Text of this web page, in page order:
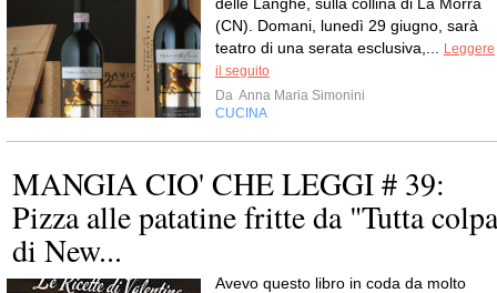
(CN). Domani, lunedì 29 giugno, sarà
teatro di una serata esclusiva,...
Leggere
il seguito
Da Anna Maria Simonini
CUCINA
MANGIA CIO' CHE LEGGI # 39:
Pizza alle patatine fritte da "Tutta colpa
di New...
Avevo questo libro in coda da molto